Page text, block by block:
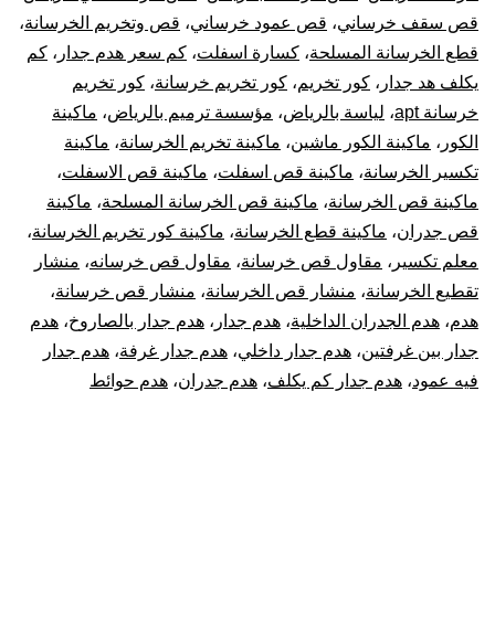
قص سقف خرساني، قص عمود خرساني، قص وتخريم الخرسانة،
قطع الخرسانة المسلحة، كسارة اسفلت، كم سعر هدم جدار ، كم
يكلف هد جدار ، كور تخريم، كور تخريم خرسانة، كور تخريم
خرسانة apt
، لياسة بالرياض، مؤسسة ترميم بالرياض، ماكينة
الكور ، ماكينة الكور ماشين، ماكينة تخريم الخرسانة، ماكينة
تكسير الخرسانة، ماكينة قص اسفلت، ماكينة قص الاسفلت،
ماكينة قص الخرسانة، ماكينة قص الخرسانة المسلحة، ماكينة
قص جدران، ماكينة قطع الخرسانة، ماكينة كور تخريم الخرسانة،
معلم تكسير ، مقاول قص خرسانة، مقاول قص خرسانه، منشار
تقطيع الخرسانة، منشار قص الخرسانة، منشار قص خرسانة،
هدم، هدم الجدران الداخلية، هدم جدار ، هدم جدار بالصاروخ، هدم
جدار بين غرفتين، هدم جدار داخلي، هدم جدار غرفة، هدم جدار
فيه عمود، هدم جدار كم يكلف، هدم جدران، هدم حوائط